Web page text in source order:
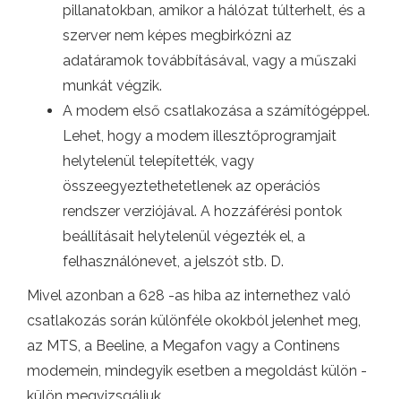
pillanatokban, amikor a hálózat túlterhelt, és a
szerver nem képes megbirkózni az
adatáramok továbbításával, vagy a műszaki
munkát végzik.
A modem első csatlakozása a számítógéppel.
Lehet, hogy a modem illesztőprogramjait
helytelenül telepítették, vagy
összeegyeztethetetlenek az operációs
rendszer verziójával. A hozzáférési pontok
beállításait helytelenül végezték el, a
felhasználónevet, a jelszót stb. D.
Mivel azonban a 628 -as hiba az internethez való
csatlakozás során különféle okokból jelenhet meg,
az MTS, a Beeline, a Megafon vagy a Continens
modemein, mindegyik esetben a megoldást külön -
külön megvizsgáljuk.